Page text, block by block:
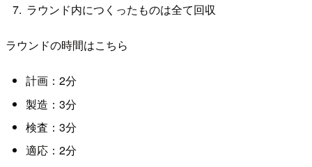
ラウンド内につくったものは全て回収
ラウンドの時間はこちら
計画：2分
製造：3分
検査：3分
適応：2分